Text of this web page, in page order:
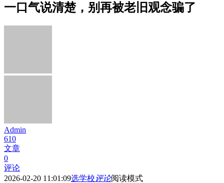
一口气说清楚，别再被老旧观念骗了
Admin
610
文章
0
评论
2026-02-20 11:01:09选学校评论阅读模式